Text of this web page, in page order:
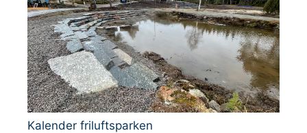
Kalender friluftsparken